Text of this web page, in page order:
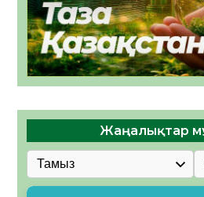
Жаңалықтар